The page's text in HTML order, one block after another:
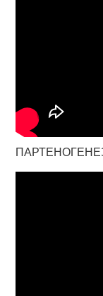
ПАРТЕНОГЕНЕЗ